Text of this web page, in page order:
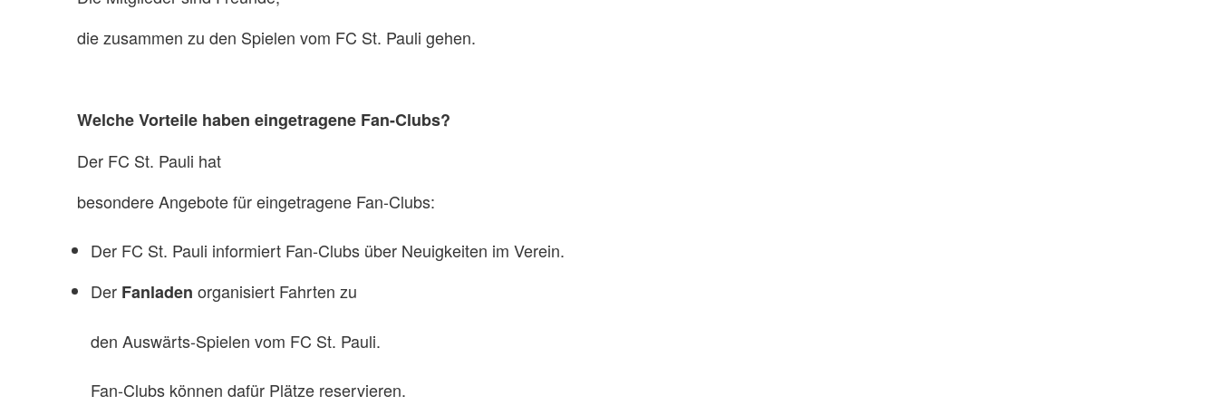
die zusammen zu den Spielen vom FC St. Pauli gehen.
Welche Vorteile haben eingetragene Fan-Clubs?
Der FC St. Pauli hat
besondere Angebote für eingetragene Fan-Clubs:
Der FC St. Pauli informiert Fan-Clubs über Neuigkeiten im Verein.
Der Fanladen organisiert Fahrten zu
den Auswärts-Spielen vom FC St. Pauli.
Fan-Clubs können dafür Plätze reservieren.